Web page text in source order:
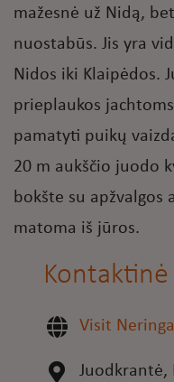
mažesnė už Nidą,
nuostabūs. Jis yra
Nidos iki Klaipėdos.
prieplaukos
pamatyti puikų
20 m aukščio juodo
bokšte su apžvalgos
matoma iš jūros.
Visit Neringa
Juodkrantė,